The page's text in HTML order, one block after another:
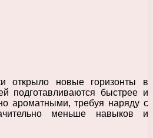
открыло новые горизонты в
подготавливаются быстрее и
ароматными, требуя наряду с
меньше навыков и